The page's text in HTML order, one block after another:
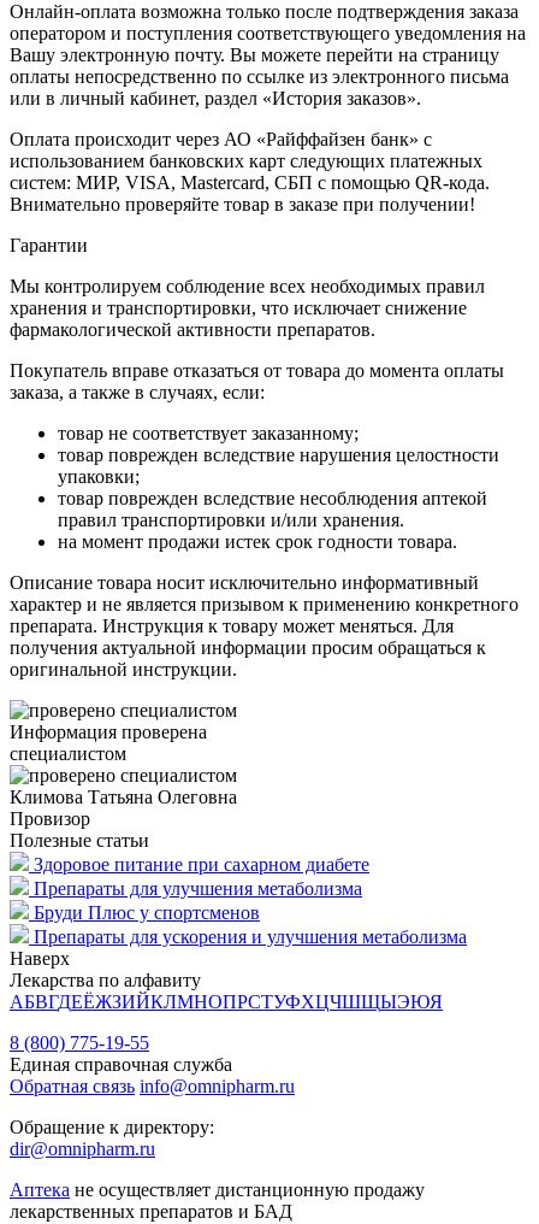
Онлайн-оплата возможна только после подтверждения заказа
оператором и поступления соответствующего уведомления на
Вашу электронную почту. Вы можете перейти на страницу
оплаты непосредственно по ссылке из электронного письма
или в личный кабинет, раздел «История заказов».
Оплата происходит через АО «Райффайзен банк» с
использованием банковских карт следующих платежных
систем: МИР, VISA, Mastercard, СБП с помощью QR-кода.
Внимательно проверяйте товар в заказе при получении!
Гарантии
Мы контролируем соблюдение всех необходимых правил
хранения и транспортировки, что исключает снижение
фармакологической активности препаратов.
Покупатель вправе отказаться от товара до момента оплаты
заказа, а также в случаях, если:
товар не соответствует заказанному;
товар поврежден вследствие нарушения целостности
упаковки;
товар поврежден вследствие несоблюдения аптекой
правил транспортировки и/или хранения.
на момент продажи истек срок годности товара.
Описание товара носит исключительно информативный
характер и не является призывом к применению конкретного
препарата. Инструкция к товару может меняться. Для
получения актуальной информации просим обращаться к
оригинальной инструкции.
Информация проверена
специалистом
Климова Татьяна Олеговна
Провизор
Полезные статьи
Здоровое питание при сахарном диабете
Препараты для улучшения метаболизма
Бруди Плюс у спортсменов
Препараты для ускорения и улучшения метаболизма
Наверх
Лекарства по алфавиту
АБВГДЕЁЖЗИЙКЛМНОПРСТУФХЦЧШЩЫЭЮЯ
8 (800) 775-19-55
Единая справочная служба
Обратная связь info@omnipharm.ru
Обращение к директору:
dir@omnipharm.ru
Аптека не осуществляет дистанционную продажу
лекарственных препаратов и БАД